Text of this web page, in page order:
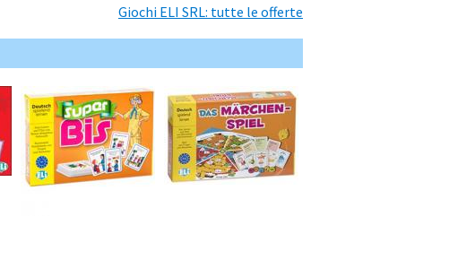
Giochi ELI SRL: tutte le offerte